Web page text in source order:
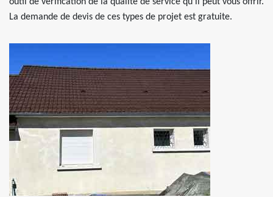
La demande de devis de ces types de projet est gratuite.